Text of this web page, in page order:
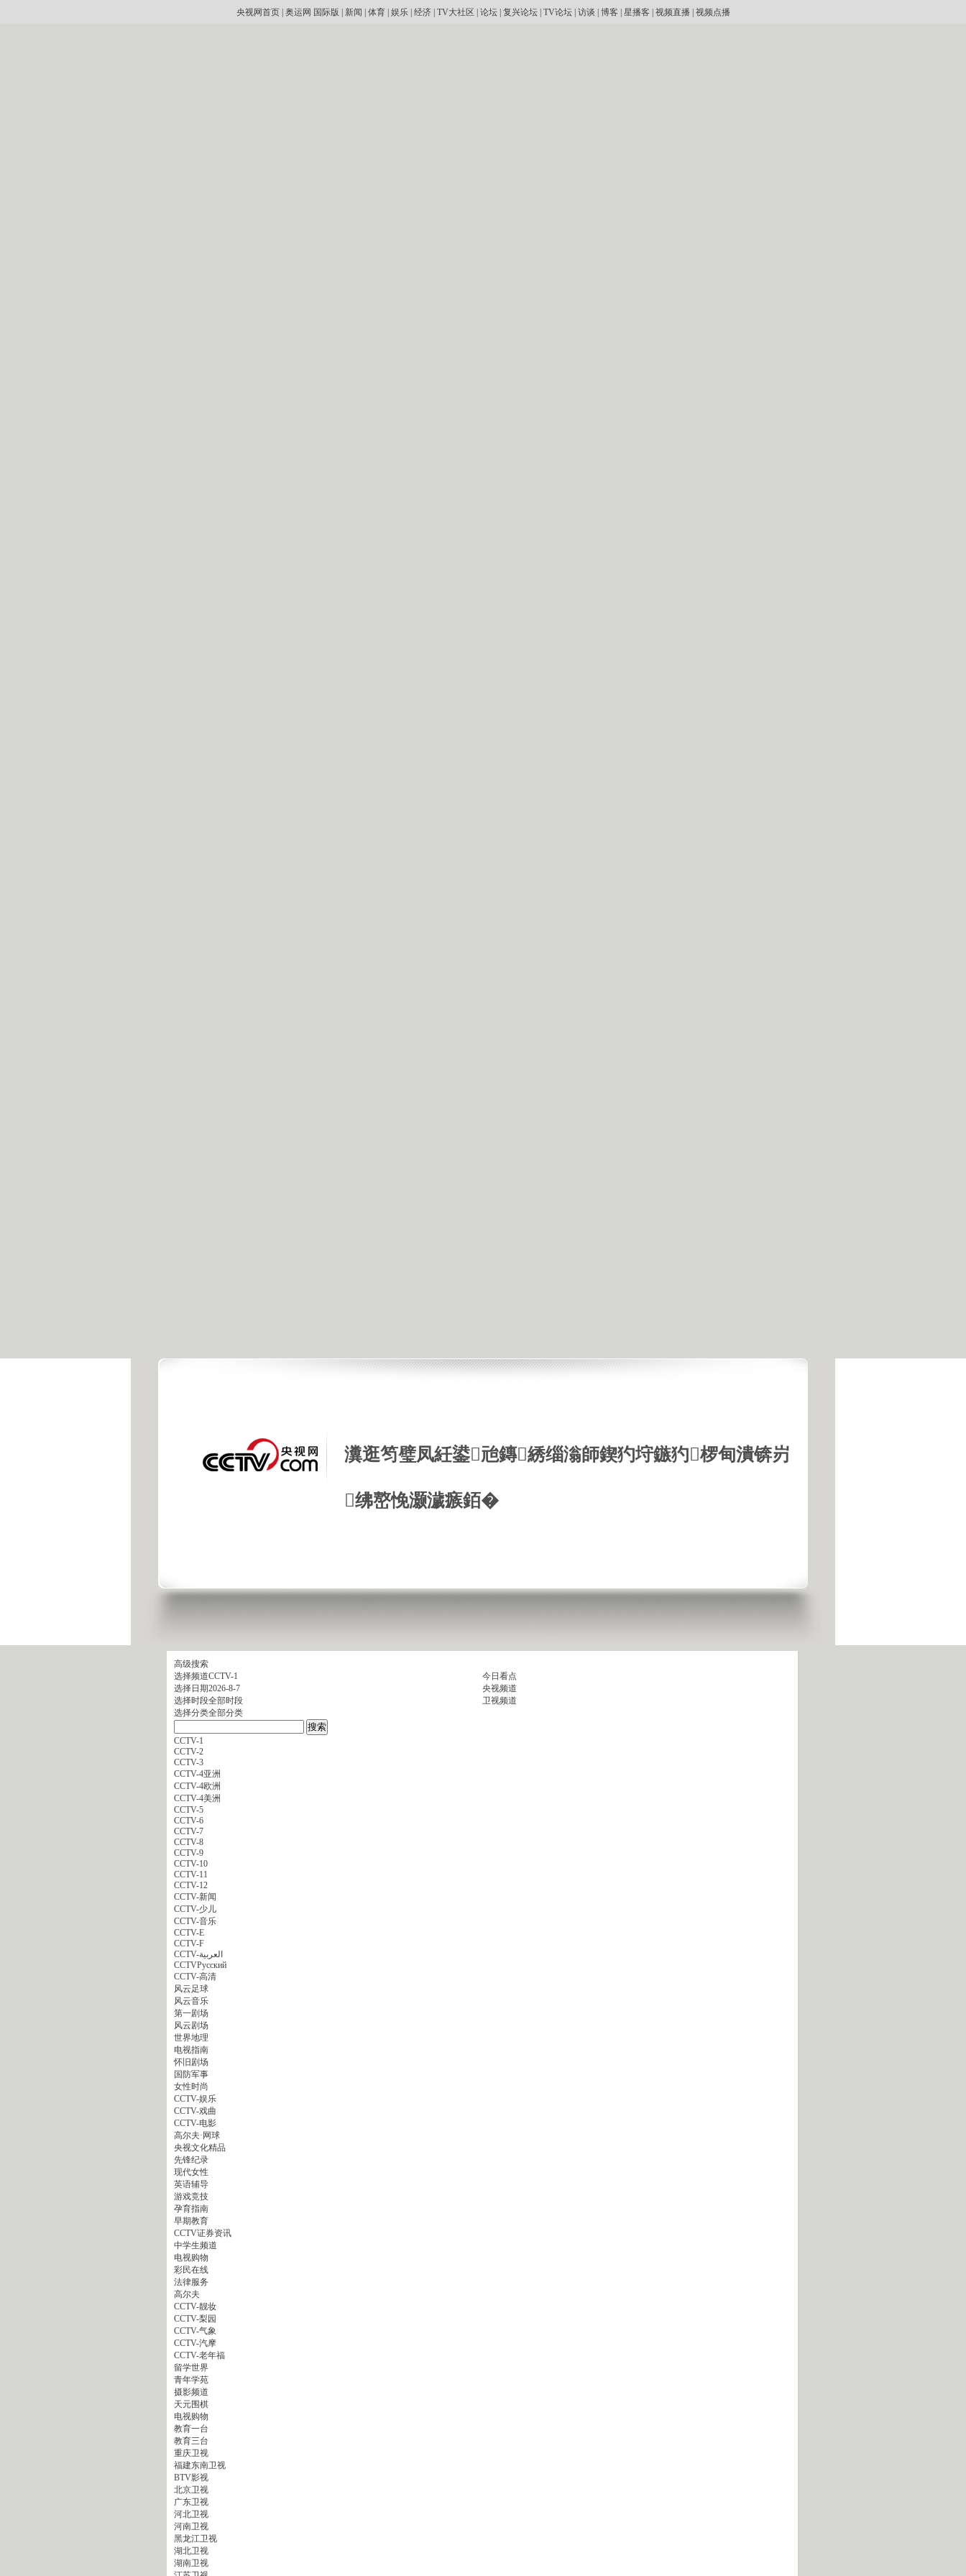
央视网首页| 奥运网 国际版 新闻 体育| 娱乐| 经济| TV大社区 论坛| 复兴论坛| TV论坛| 访谈 博客 星播客 视频直播| 视频点播
瀵逛笉璧凤紝鍙兘鏄綉缁滃師鍥犳垨鏃犳椤甸潰锛岃
绋嶅悗灏濊瘯銆�
高级搜索
选择频道CCTV-1
选择日期2026-8-7
选择时段全部时段
选择分类全部分类
CCTV-1
CCTV-2
CCTV-3
CCTV-4亚洲
CCTV-4欧洲
CCTV-4美洲
CCTV-5
CCTV-6
CCTV-7
CCTV-8
CCTV-9
CCTV-10
CCTV-11
CCTV-12
CCTV-新闻
CCTV-少儿
CCTV-音乐
CCTV-E
CCTV-F
CCTV-العربية
CCTVPусский
CCTV-高清
风云足球
风云音乐
第一剧场
风云剧场
世界地理
电视指南
怀旧剧场
国防军事
女性时尚
CCTV-娱乐
CCTV-戏曲
CCTV-电影
高尔夫·网球
央视文化精品
先锋纪录
现代女性
英语辅导
游戏竞技
孕育指南
早期教育
CCTV证券资讯
中学生频道
电视购物
彩民在线
法律服务
高尔夫
CCTV-靓妆
CCTV-梨园
CCTV-气象
CCTV-汽摩
CCTV-老年福
留学世界
青年学苑
摄影频道
天元围棋
电视购物
教育一台
教育三台
重庆卫视
福建东南卫视
BTV影视
北京卫视
广东卫视
河北卫视
河南卫视
黑龙江卫视
湖北卫视
湖南卫视
今日看点
央视频道
卫视频道